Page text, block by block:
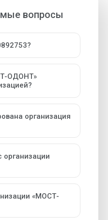
вопросы
ОДОНТ»
организация
организации
«МОСТ-